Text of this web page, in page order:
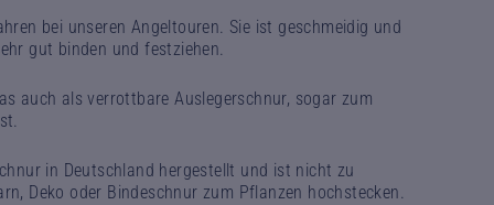
bei unseren Angeltouren. Sie ist geschmeidig und
gut binden und festziehen.
auch als verrottbare Auslegerschnur, sogar zum
in Deutschland hergestellt und ist nicht zu
Deko oder Bindeschnur zum Pflanzen hochstecken.